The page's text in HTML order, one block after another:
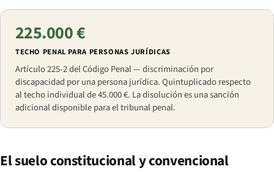
225.000 €
TECHO PENAL PARA PERSONAS JURÍDICAS
Artículo 225-2 del Código Penal — discriminación por
discapacidad por una persona jurídica. Quintuplicado respecto
al techo individual de 45.000 €. La disolución es una sanción
adicional disponible para el tribunal penal.
El suelo constitucional y convencional